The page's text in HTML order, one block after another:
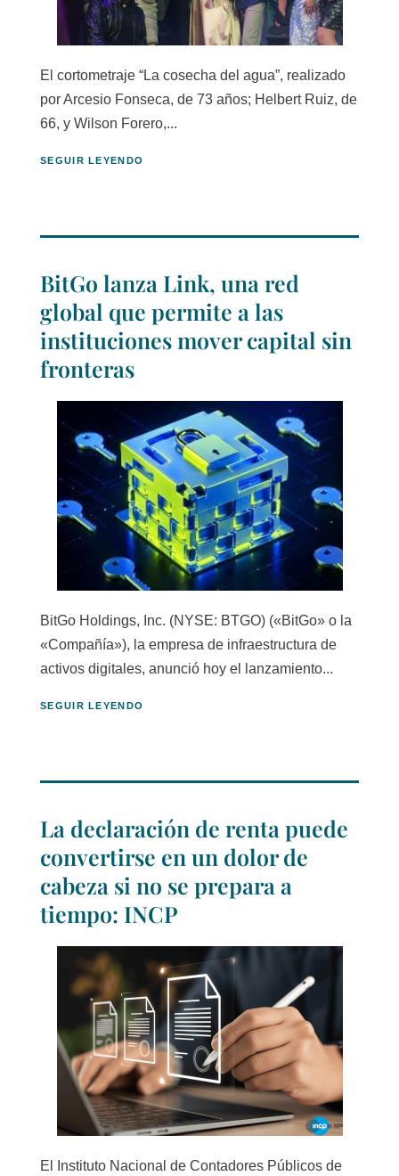
El cortometraje “La cosecha del agua”, realizado
por Arcesio Fonseca, de 73 años; Helbert Ruiz, de
66, y Wilson Forero,...
SEGUIR LEYENDO
BitGo lanza Link, una red
global que permite a las
instituciones mover capital sin
fronteras
BitGo Holdings, Inc. (NYSE: BTGO) («BitGo» o la
«Compañía»), la empresa de infraestructura de
activos digitales, anunció hoy el lanzamiento...
SEGUIR LEYENDO
La declaración de renta puede
convertirse en un dolor de
cabeza si no se prepara a
tiempo: INCP
El Instituto Nacional de Contadores Públicos de